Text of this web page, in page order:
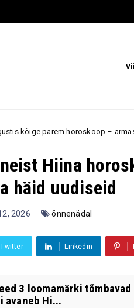
– armastus, töö ja uued
Hiina
häid uudiseid
2026 õnnenädal
Twitter Linkedin
3 loomamärki
avaneb Hi...